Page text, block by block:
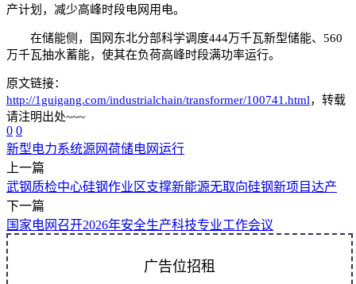
产计划，减少高峰时段电网用电。
在储能侧，国网东北分部科学调度444万千瓦新型储能、560
万千瓦抽水蓄能，使其在负荷高峰时段满功率运行。
原文链接：
http://1guigang.com/industrialchain/transformer/100741.html，转载
请注明出处~~~
0 0
新型电力系统源网荷储电网运行
上一篇
武钢质检中心硅钢作业区支撑新能源无取向硅钢新项目达产
下一篇
国家电网召开2026年安全生产科技专业工作会议
广告位招租